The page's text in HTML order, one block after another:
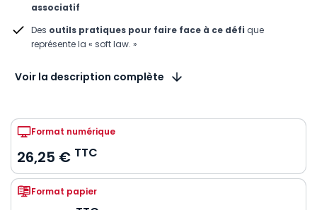
associatif
Des outils pratiques pour faire face à ce défi que
représente la « soft law. »
Voir la description complète
Format numérique
26,25 € TTC
Format papier